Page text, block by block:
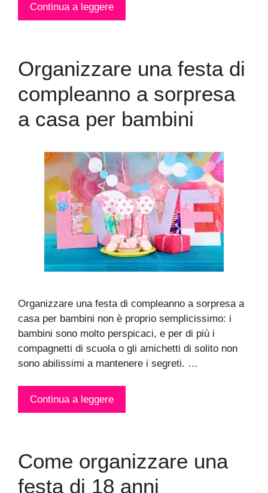
Continua a leggere
Organizzare una festa di
compleanno a sorpresa
a casa per bambini
Organizzare una festa di compleanno a sorpresa a
casa per bambini non è proprio semplicissimo: i
bambini sono molto perspicaci, e per di più i
compagnetti di scuola o gli amichetti di solito non
sono abilissimi a mantenere i segreti. …
Continua a leggere
Come organizzare una
festa di 18 anni